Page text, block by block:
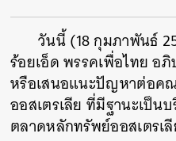
วันนี้ (18 กุมภาพันธ์
ร้อยเอ็ด พรรคเพื่อไทย อ
หรือเสนอแนะปัญหาต่อค
ออสเตรเลีย ที่มีฐานะเป็
ตลาดหลักทรัพย์ออสเตรเ